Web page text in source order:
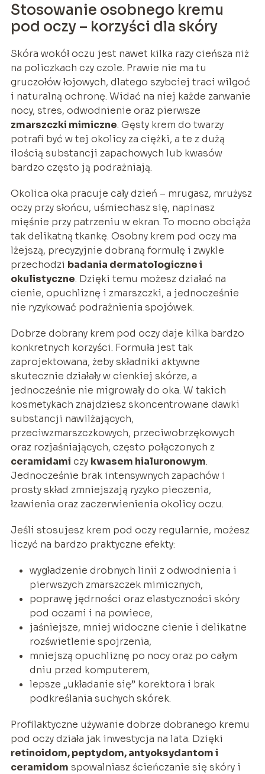
Stosowanie osobnego kremu
pod oczy – korzyści dla skóry
Skóra wokół oczu jest nawet kilka razy cieńsza niż
na policzkach czy czole. Prawie nie ma tu
gruczołów łojowych, dlatego szybciej traci wilgoć
i naturalną ochronę. Widać na niej każde zarwanie
nocy, stres, odwodnienie oraz pierwsze
zmarszczki mimiczne. Gęsty krem do twarzy
potrafi być w tej okolicy za ciężki, a te z dużą
ilością substancji zapachowych lub kwasów
bardzo często ją podrażniają.
Okolica oka pracuje cały dzień – mrugasz, mrużysz
oczy przy słońcu, uśmiechasz się, napinasz
mięśnie przy patrzeniu w ekran. To mocno obciąża
tak delikatną tkankę. Osobny krem pod oczy ma
lżejszą, precyzyjnie dobraną formułę i zwykle
przechodzi badania dermatologiczne i
okulistyczne. Dzięki temu możesz działać na
cienie, opuchliznę i zmarszczki, a jednocześnie
nie ryzykować podrażnienia spojówek.
Dobrze dobrany krem pod oczy daje kilka bardzo
konkretnych korzyści. Formuła jest tak
zaprojektowana, żeby składniki aktywne
skutecznie działały w cienkiej skórze, a
jednocześnie nie migrowały do oka. W takich
kosmetykach znajdziesz skoncentrowane dawki
substancji nawilżających,
przeciwzmarszczkowych, przeciwobrzękowych
oraz rozjaśniających, często połączonych z
ceramidami czy kwasem hialuronowym.
Jednocześnie brak intensywnych zapachów i
prosty skład zmniejszają ryzyko pieczenia,
łzawienia oraz zaczerwienienia okolicy oczu.
Jeśli stosujesz krem pod oczy regularnie, możesz
liczyć na bardzo praktyczne efekty:
wygładzenie drobnych linii z odwodnienia i
pierwszych zmarszczek mimicznych,
poprawę jędrności oraz elastyczności skóry
pod oczami i na powiece,
jaśniejsze, mniej widoczne cienie i delikatne
rozświetlenie spojrzenia,
mniejszą opuchliznę po nocy oraz po całym
dniu przed komputerem,
lepsze „układanie się” korektora i brak
podkreślania suchych skórek.
Profilaktyczne używanie dobrze dobranego kremu
pod oczy działa jak inwestycja na lata. Dzięki
retinoidom, peptydom, antyoksydantom i
ceramidom spowalniasz ścieńczanie się skóry i